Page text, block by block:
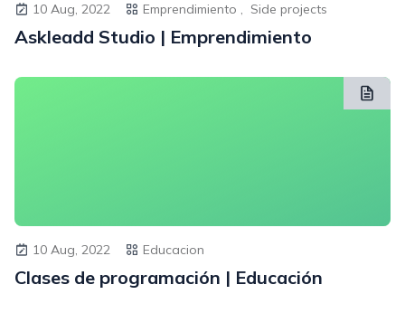
10 Aug, 2022 Emprendimiento , Side projects
Askleadd Studio | Emprendimiento
10 Aug, 2022 Educacion
Clases de programación | Educación